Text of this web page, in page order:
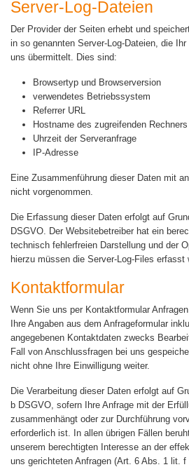
Server-Log-Dateien
Der Provider der Seiten erhebt und
in so genannten Server-Log-Dateien, die
uns übermittelt. Dies sind:
Browsertyp und Browserversion
verwendetes Betriebssystem
Referrer URL
Hostname des zugreifenden Rechners
Uhrzeit der Serveranfrage
IP-Adresse
Eine Zusammenführung dieser Daten mit
nicht vorgenommen.
Die Erfassung dieser Daten erfolgt auf
DSGVO. Der Websitebetreiber hat ein
technisch fehlerfreien Darstellung und der
hierzu müssen die Server-Log-Files erfasst
Kontaktformular
Wenn Sie uns per Kontaktformular
Ihre Angaben aus dem Anfrageformular
angegebenen Kontaktdaten zwecks
Fall von Anschlussfragen bei uns
nicht ohne Ihre Einwilligung weiter.
Die Verarbeitung dieser Daten erfolgt auf
b DSGVO, sofern Ihre Anfrage mit der
zusammenhängt oder zur Durchführung
erforderlich ist. In allen übrigen Fällen
unserem berechtigten Interesse an der
uns gerichteten Anfragen (Art. 6 Abs. 1 lit.